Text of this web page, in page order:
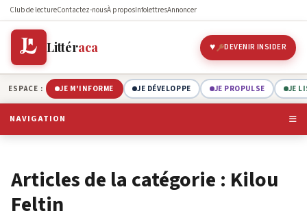
Club de lectureContactez-nousÀ proposInfolettresAnnoncer
Littéraca DEVENIR INSIDER
ESPACE : JE M'INFORME JE DÉVELOPPE JE PROPULSE JE
NAVIGATION
Articles de la catégorie : Kilou
Feltin